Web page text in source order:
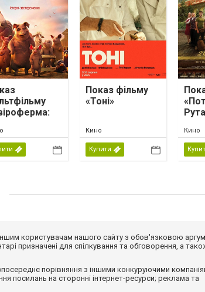
Показ фільму
«Тоні»
Кино
Купити
Кино
користувачам нашого сайту з обов'язковою
призначені для спілкування та обговорення, а
порівняння з іншими конкуруючими
посилань на сторонні інтернет-ресурси; реклама та